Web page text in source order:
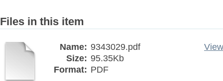
Files in this item
Name: 9343029.pdf
Size: 95.35Kb
Format: PDF